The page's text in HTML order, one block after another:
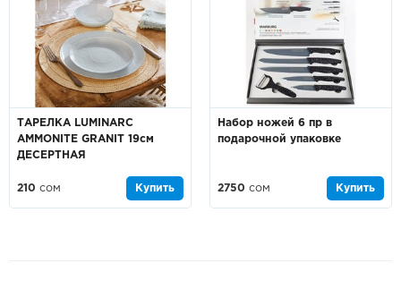
ТАРЕЛКА LUMINARC
AMMONITE GRANIT 19см
ДЕСЕРТНАЯ
210 сом Купить
Набор ножей 6 пр в
подарочной упаковке
2750 сом Купить